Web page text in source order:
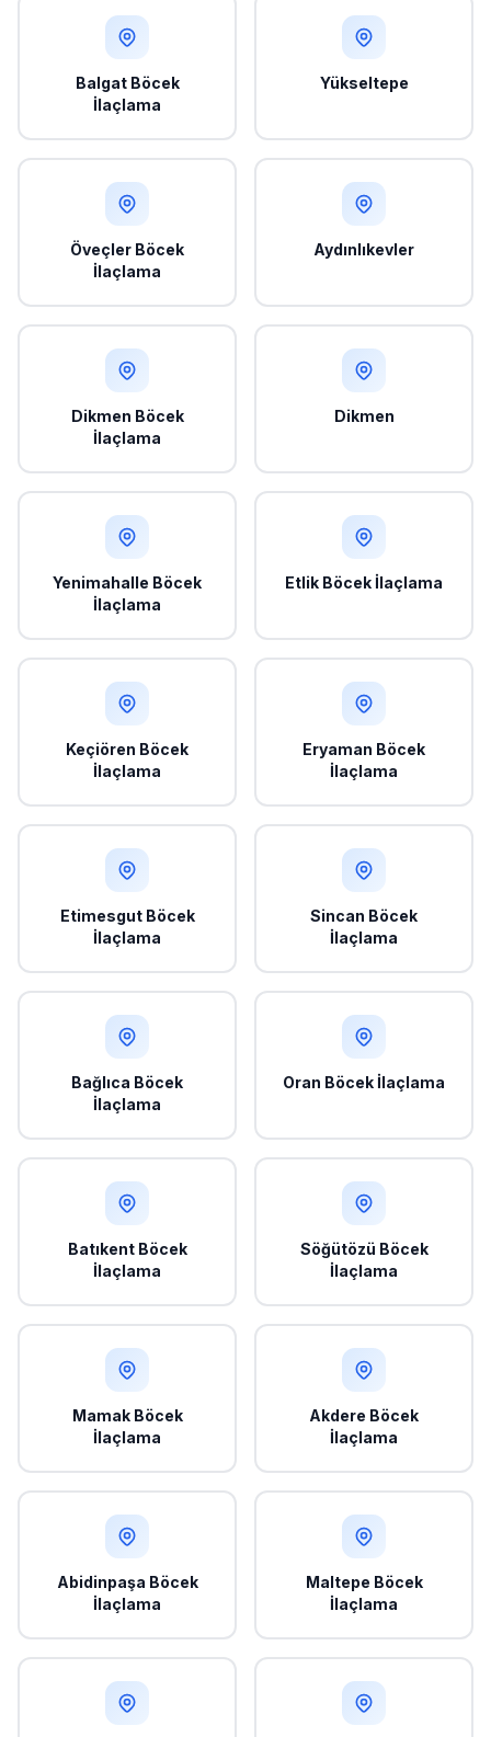
Balgat Böcek
İlaçlama
Yükseltepe
Öveçler Böcek
İlaçlama
Aydınlıkevler
Dikmen Böcek
İlaçlama
Dikmen
Yenimahalle Böcek
İlaçlama
Etlik Böcek İlaçlama
Keçiören Böcek
İlaçlama
Eryaman Böcek
İlaçlama
Etimesgut Böcek
İlaçlama
Sincan Böcek
İlaçlama
Bağlıca Böcek
İlaçlama
Oran Böcek İlaçlama
Batıkent Böcek
İlaçlama
Söğütözü Böcek
İlaçlama
Mamak Böcek
İlaçlama
Akdere Böcek
İlaçlama
Abidinpaşa Böcek
İlaçlama
Maltepe Böcek
İlaçlama